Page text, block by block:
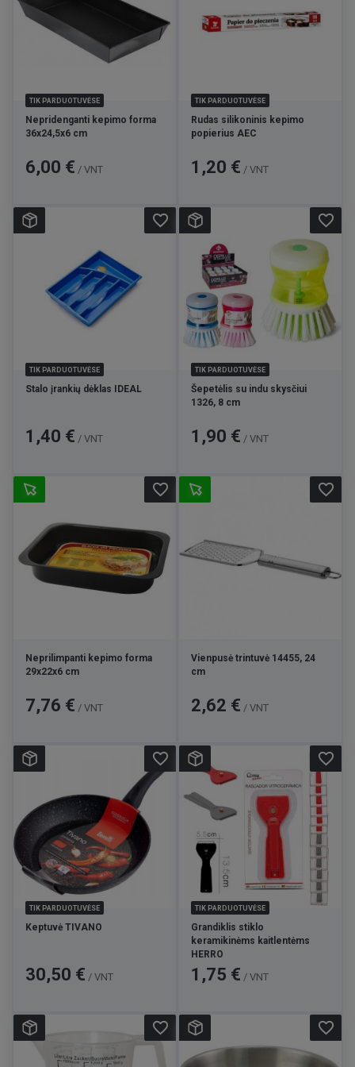
TIK PARDUOTUVĖSE
Nepridenganti kepimo forma
36x24,5x6 cm
Kaina
6,00 € / VNT
TIK PARDUOTUVĖSE
Rudas silikoninis kepimo
popierius AEC
Kaina
1,20 € / VNT
TIK PARDUOTUVĖSE
Stalo įrankių dėklas IDEAL
Kaina
1,40 € / VNT
favorite_border
TIK PARDUOTUVĖSE
Šepetėlis su indu skysčiui
1326, 8 cm
Kaina
1,90 € / VNT
favorite_border
Neprilimpanti kepimo forma
29x22x6 cm
Kaina
7,76 € / VNT
favorite_border
Vienpusė trintuvė 14455, 24
cm
Kaina
2,62 € / VNT
favorite_border
TIK PARDUOTUVĖSE
Keptuvė TIVANO
Kaina
30,50 € / VNT
favorite_border
TIK PARDUOTUVĖSE
Grandiklis stiklo
keramikinėms kaitlentėms
HERRO
Kaina
1,75 € / VNT
favorite_border
favorite_border favorite_border